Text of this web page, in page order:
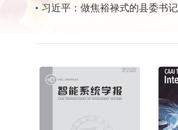
• 习近平：做焦裕禄式的县委书记